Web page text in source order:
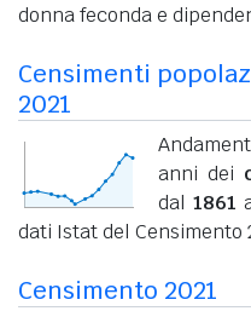
donna feconda e
Censimenti
2021
anni dei
dal1861
dati Istat del Censimento
Censimento 2021